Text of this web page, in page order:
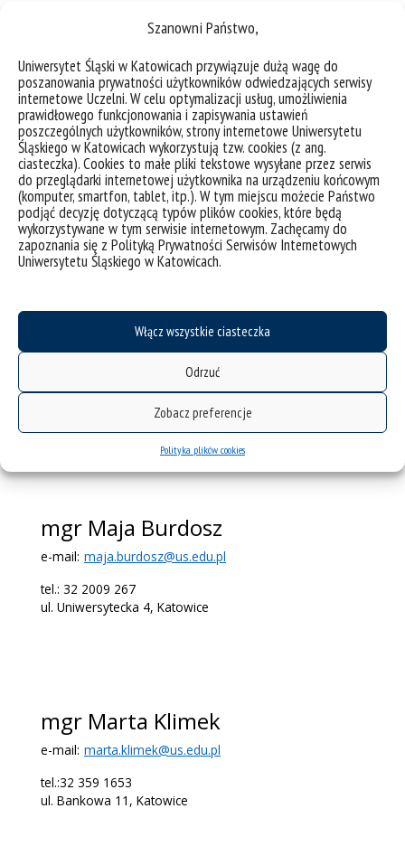
Szanowni Państwo,
Uniwersytet Śląski w Katowicach przywiązuje dużą wagę do
poszanowania prywatności użytkowników odwiedzających serwisy
internetowe Uczelni. W celu optymalizacji usług, umożliwienia
prawidłowego funkcjonowania i zapisywania ustawień
poszczególnych użytkowników, strony internetowe Uniwersytetu
Śląskiego w Katowicach wykorzystują tzw. cookies (z ang.
ciasteczka). Cookies to małe pliki tekstowe wysyłane przez serwis
do przeglądarki internetowej użytkownika na urządzeniu końcowym
(komputer, smartfon, tablet, itp.). W tym miejscu możecie Państwo
podjąć decyzję dotyczącą typów plików cookies, które będą
wykorzystywane w tym serwisie internetowym. Zachęcamy do
zapoznania się z Polityką Prywatności Serwisów Internetowych
Uniwersytetu Śląskiego w Katowicach.
Włącz wszystkie ciasteczka
Odrzuć
Zobacz preferencje
Polityka plików cookies
dr Agnieszka Woźniakowska
e-mail: agnieszka.wozniakowska@us.edu.pl
ul. Grota Roweckiego 5, Sosnowiec
pokój: 3.54
Koordynatorki
administracyjne
mgr Agnieszka Binduchowska
tel.: 32 364 0828
ul. Grota Roweckiego 5, Sosnowiec
mgr Maja Burdosz
e-mail: maja.burdosz@us.edu.pl
tel.: 32 2009 267
ul. Uniwersytecka 4, Katowice
mgr Marta Klimek
e-mail: marta.klimek@us.edu.pl
tel.:32 359 1653
ul. Bankowa 11, Katowice